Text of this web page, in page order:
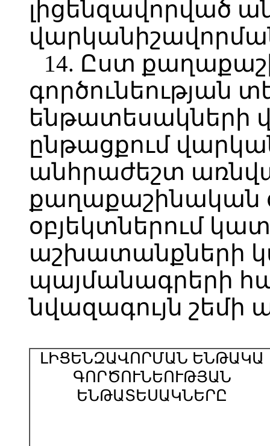
լիցենզավորված
14. Ըստ
գործունեության
ենթատեսակների
ընթացքում
անհրաժեշտ
քաղաքաշինական
օբյեկտներում
աշխատանքների
պայմանագրերի
նվազագույն շեմի
ԼԻՑԵՆԶԱՎՈՐՄԱՆ ԵՆԹԱԿԱ
ԳՈՐԾՈՒՆԵՈՒԹՅԱՆ
ԵՆԹԱՏԵՍԱԿՆԵՐԸ